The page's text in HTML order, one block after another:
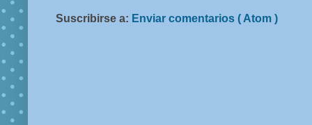
Suscribirse a: Enviar comentarios ( Atom )